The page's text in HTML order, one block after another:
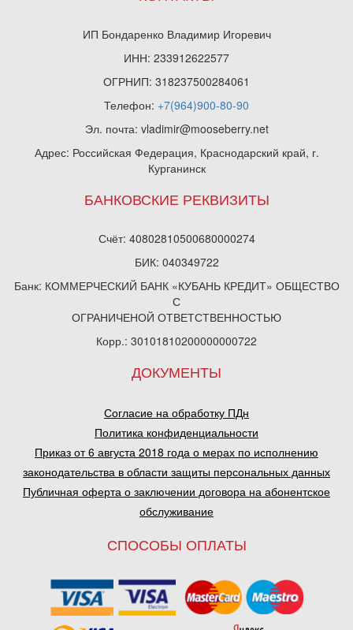
ИП Бондаренко Владимир Игоревич
ИНН: 233912622577
ОГРНИП: 318237500284061
Телефон: +7(964)900-80-90
Эл. почта: vladimir@mooseberry.net
Адрес: Российская Федерация, Краснодарский край, г.
Курганинск
БАНКОВСКИЕ РЕКВИЗИТЫ
Счёт: 40802810500680000274
БИК: 040349722
Банк: КОММЕРЧЕСКИЙ БАНК «КУБАНЬ КРЕДИТ» ОБЩЕСТВО
С
ОГРАНИЧЕНОЙ ОТВЕТСТВЕННОСТЬЮ
Корр.: 30101810200000000722
ДОКУМЕНТЫ
Согласие на обработку ПДн
Политика конфиденциальности
Приказ от 6 августа 2018 года о мерах по исполнению
законодательства в области защиты персональных данных
Публичная оферта о заключении договора на абонентское
обслуживание
СПОСОБЫ ОПЛАТЫ